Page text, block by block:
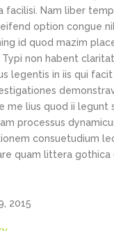
facilisi. Nam liber
option congue
id quod mazim
Typi non habent
legentis in iis qui
me lius quod ii legunt
processus
consuetudium
quam littera gothica
2015